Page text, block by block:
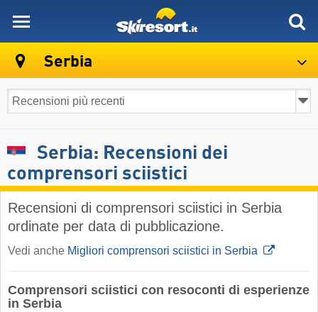
Serbia
Serbia: Recensioni dei
comprensori sciistici
Recensioni di comprensori sciistici in Serbia
ordinate per data di pubblicazione.
Vedi anche Migliori comprensori sciistici in Serbia
Comprensori sciistici con resoconti di esperienze
in Serbia